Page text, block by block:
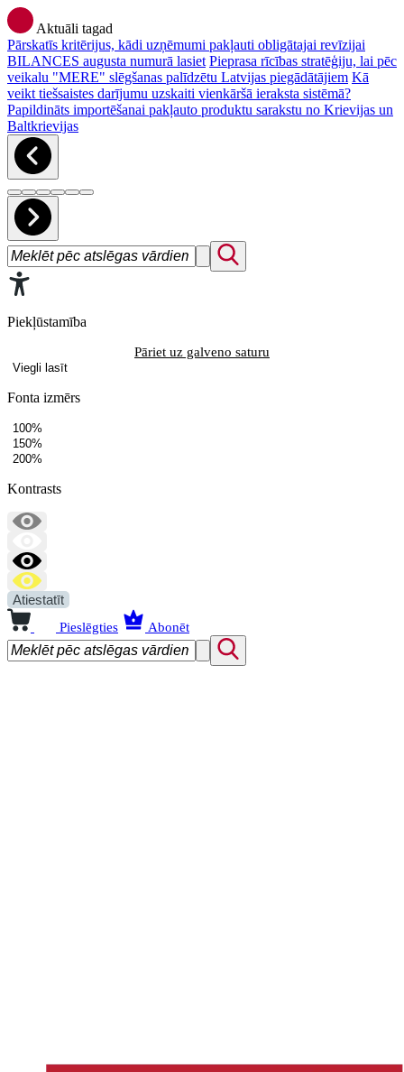
Aktuāli tagad
Pārskatīs kritērijus, kādi uzņēmumi pakļauti obligātajai revīzijai
BILANCES augusta numurā lasiet Pieprasa rīcības stratēģiju, lai pēc
veikalu "MERE" slēgšanas palīdzētu Latvijas piegādātājiem Kā
veikt tiešsaistes darījumu uzskaiti vienkāršā ieraksta sistēmā?
Papildināts importēšanai pakļauto produktu sarakstu no Krievijas un
Baltkrievijas
Piekļūstamība
Pāriet uz galveno saturu
Viegli lasīt
Fonta izmērs
100%
150%
200%
Kontrasts
Atiestatīt
Pieslēgties Abonēt